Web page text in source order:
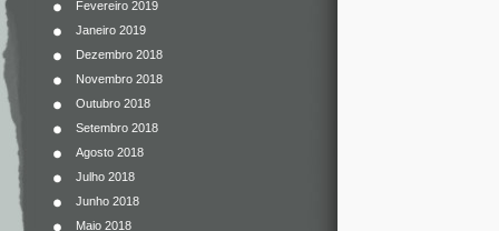
Fevereiro 2019
Janeiro 2019
Dezembro 2018
Novembro 2018
Outubro 2018
Setembro 2018
Agosto 2018
Julho 2018
Junho 2018
Maio 2018